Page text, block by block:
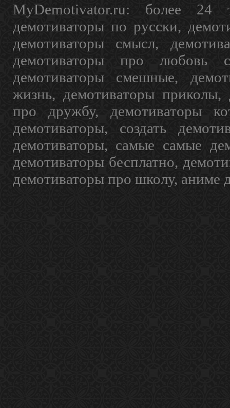
MyDemotivator.ru: более 24
демотиваторы по русски,
демотиваторы смысл,
демотиваторы про любовь
демотиваторы смешные,
жизнь, демотиваторы приколы,
про дружбу, демотиваторы
демотиваторы, создать
демотиваторы, самые самые
демотиваторы бесплатно,
демотиваторы про школу, аниме